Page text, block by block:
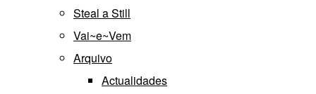
Steal a Still
Vai~e~Vem
Arquivo
Actualidades